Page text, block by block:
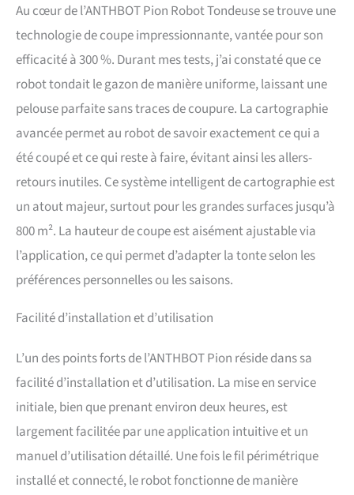
permettant une position de
haute précision en temps
réel et une planification
intelligente de l'itinéraire.
Par rapport à d'autres
tondent au hasard, cela
améliore l'efficacité de 300
ruptures de fils】 : un
problème commun avec les
tondeuses à fil limite est
que lorsque de petits
animaux mordent à travers
le fil limite, il est difficile de
localiser le point de rupture.
Notre robot tondeuse peut
les ruptures de câble. Il
l'application peut identifier
l'emplacement des
connecteurs de câble inclus
pour la réparation, vous
manuellement la chaleur
sans avoir besoin de
Au cœur de l’ANTHBOT Pion Robot Tondeuse se trouve une
technologie de coupe impressionnante, vantée pour son
efficacité à 300 %. Durant mes tests, j’ai constaté que ce
robot tondait le gazon de manière uniforme, laissant une
pelouse parfaite sans traces de coupure. La cartographie
avancée permet au robot de savoir exactement ce qui a
été coupé et ce qui reste à faire, évitant ainsi les allers-
retours inutiles. Ce système intelligent de cartographie est
un atout majeur, surtout pour les grandes surfaces jusqu’à
800 m². La hauteur de coupe est aisément ajustable via
l’application, ce qui permet d’adapter la tonte selon les
préférences personnelles ou les saisons.
Facilité d’installation et d’utilisation
L’un des points forts de l’ANTHBOT Pion réside dans sa
facilité d’installation et d’utilisation. La mise en service
initiale, bien que prenant environ deux heures, est
largement facilitée par une application intuitive et un
manuel d’utilisation détaillé. Une fois le fil périmétrique
installé et connecté, le robot fonctionne de manière